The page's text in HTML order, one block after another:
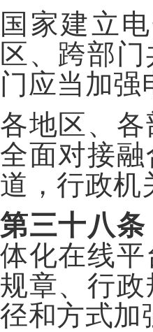
国家建立
区、跨部
门应当加强
各地区、
全面对接
道，行政机
第三十八条
体化在线
规章、行
径和方式加